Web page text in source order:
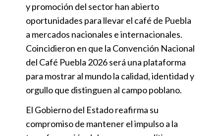
y promoción del sector han abierto
oportunidades para llevar el café de Puebla
a mercados nacionales e internacionales.
Coincidieron en que la Convención Nacional
del Café Puebla 2026 será una plataforma
para mostrar al mundo la calidad, identidad y
orgullo que distinguen al campo poblano.
El Gobierno del Estado reafirma su
compromiso de mantener el impulso a la